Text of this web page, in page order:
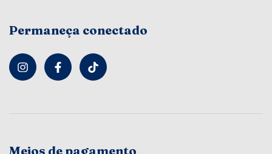
Permaneça conectado
Meios de pagamento